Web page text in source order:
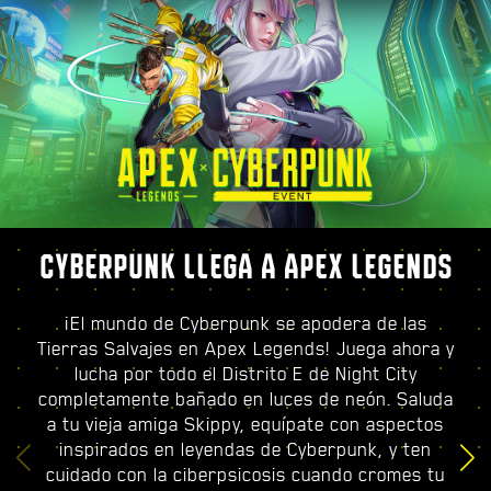
CYBERPUNK LLEGA A APEX LEGENDS
¡El mundo de Cyberpunk se apodera de las
Tierras Salvajes en Apex Legends! Juega ahora y
lucha por todo el Distrito E de Night City
completamente bañado en luces de neón. Saluda
a tu vieja amiga Skippy, equípate con aspectos
inspirados en leyendas de Cyberpunk, y ten
cuidado con la ciberpsicosis cuando cromes tu